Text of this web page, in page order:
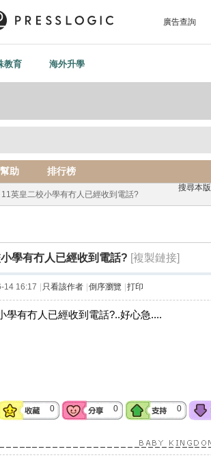
廣告查詢
教育 海外升學
幫助 排行榜
搜尋本版
11英皇二校小學有冇人已經收到電話?
學有冇人已經收到電話? [複製鏈接]
14 16:17 只看該作者 倒序瀏覽 打印
學有冇人已經收到電話?..好心急....
0 0 0